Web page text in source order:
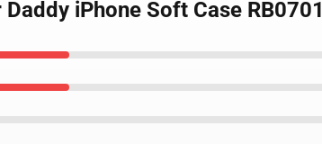
iPhone Soft Case RB0701